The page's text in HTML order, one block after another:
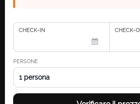
CHECK-IN CHECK-
PERSONE
1 persona
Ufficio Aperto Ore: Lunedi - Venerdì, 10:00 -
Grigore Vieru Boulevard 14, office 17A
© 2026 Chisinau Apartments